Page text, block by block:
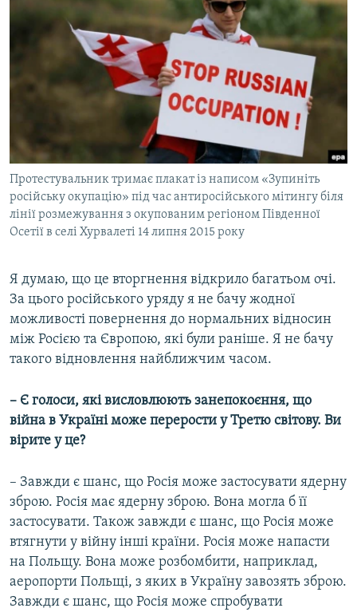
Протестувальник тримає плакат із написом «Зупиніть
російську окупацію» під час антиросійського мітингу біля
лінії розмежування з окупованим регіоном Південної
Осетії в селі Хурвалеті 14 липня 2015 року
Я думаю, що це вторгнення відкрило багатьом очі.
За цього російського уряду я не бачу жодної
можливості повернення до нормальних відносин
між Росією та Європою, які були раніше. Я не бачу
такого відновлення найближчим часом.
– Є голоси, які висловлюють занепокоєння, що
війна в Україні може перерости у Третю світову. Ви
вірите у це?
– Завжди є шанс, що Росія може застосувати ядерну
зброю. Росія має ядерну зброю. Вона могла б її
застосувати. Також завжди є шанс, що Росія може
втягнути у війну інші країни. Росія може напасти
на Польщу. Вона може розбомбити, наприклад,
аеропорти Польщі, з яких в Україну завозять зброю.
Завжди є шанс, що Росія може спробувати